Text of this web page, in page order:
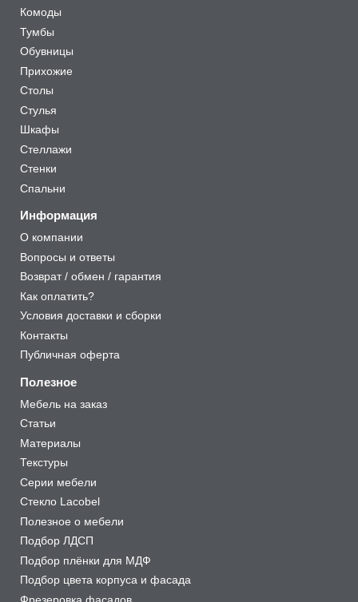
Комоды
Тумбы
Обувницы
Прихожие
Столы
Стулья
Шкафы
Стеллажи
Стенки
Спальни
Информация
О компании
Вопросы и ответы
Возврат / обмен / гарантия
Как оплатить?
Условия доставки и сборки
Контакты
Публичная оферта
Полезное
Мебель на заказ
Статьи
Материалы
Текстуры
Серии мебели
Стекло Lacobel
Полезное о мебели
Подбор ЛДСП
Подбор плёнки для МДФ
Подбор цвета корпуса и фасада
Фрезеровка фасадов